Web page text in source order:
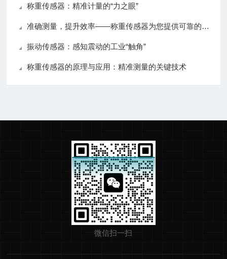
称重传感器：精准计量的“力之眼”
准确测量，提升效率——称重传感器为您提供可靠的数据支持
振动传感器：感知震动的工业“触角”
称重传感器的原理与应用：精准测量的关键技术
微信扫一扫